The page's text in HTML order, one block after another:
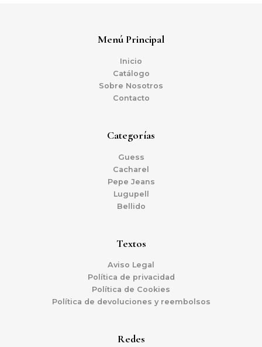
Menú Principal
Inicio
Catálogo
Sobre Nosotros
Contacto
Categorías
Guess
Cacharel
Pepe Jeans
Lugupell
Bellido
Textos
Aviso Legal
Política de privacidad
Política de Cookies
Política de devoluciones y reembolsos
Redes